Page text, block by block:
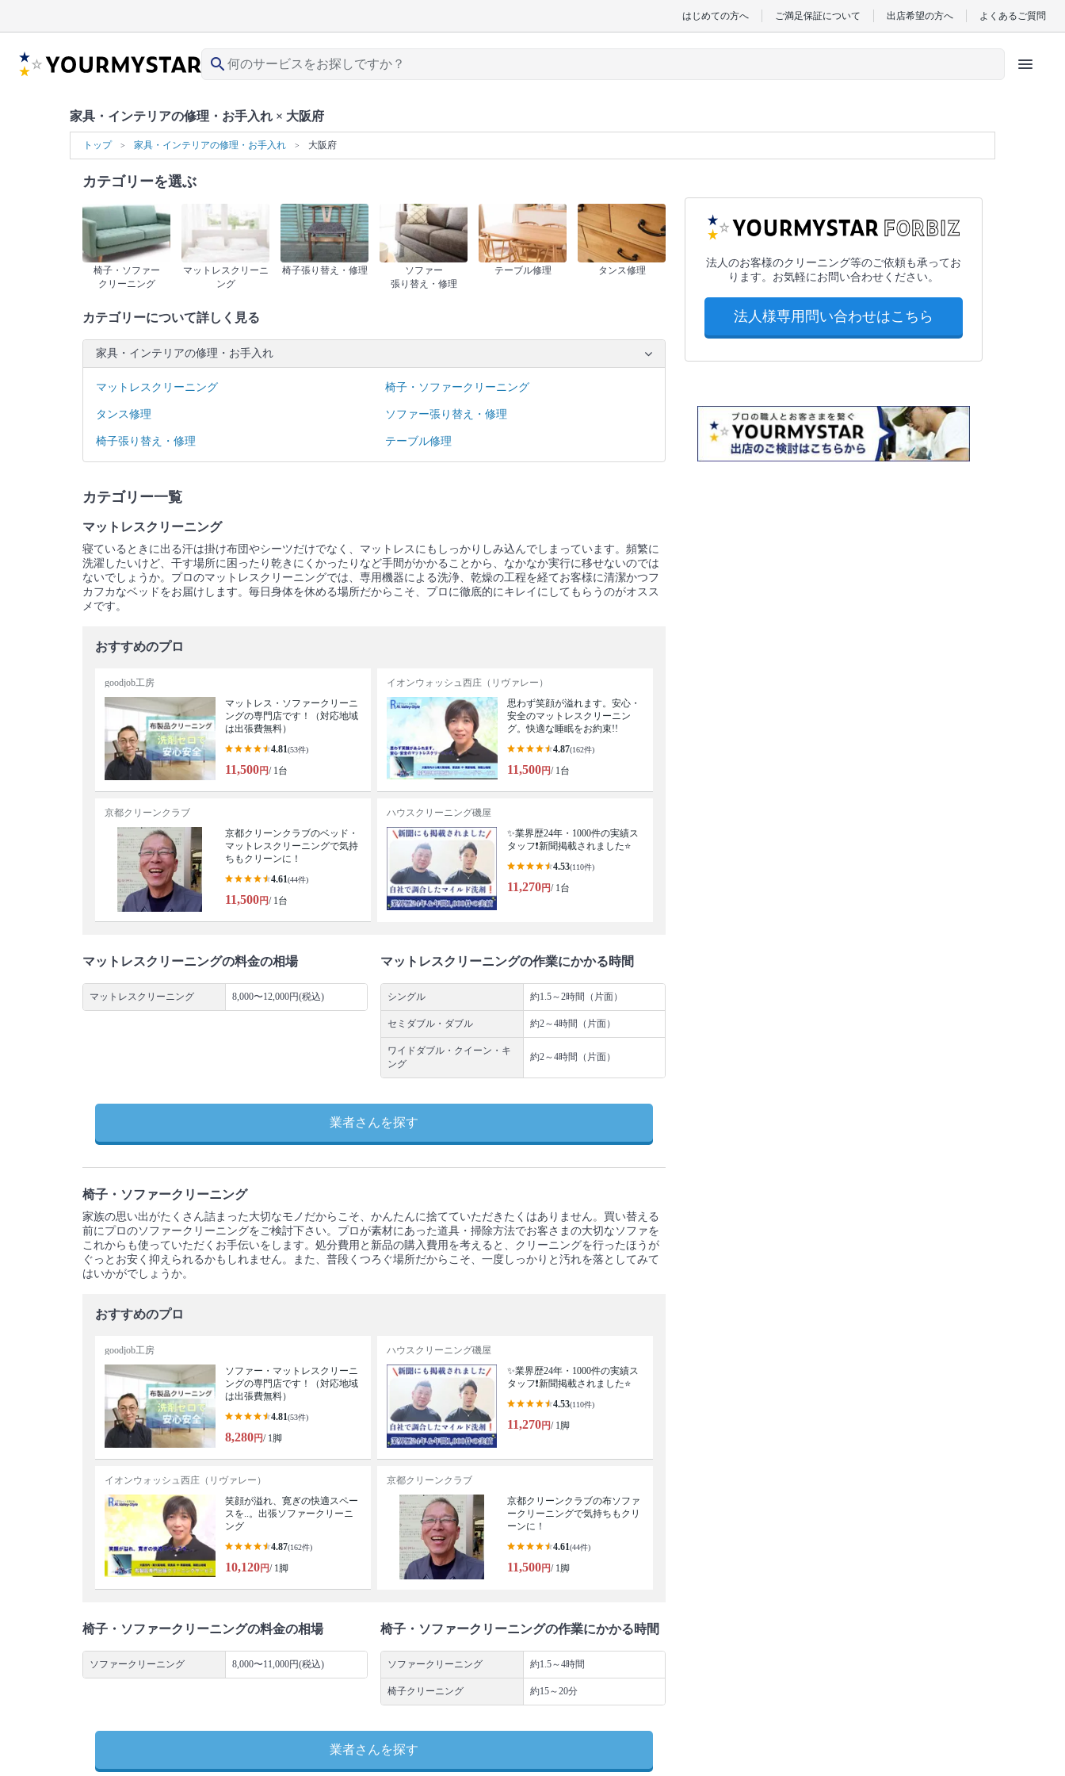
はじめての方へ ご満足保証について 出店希望の方へ よくあるご質問
search menu
家具・インテリアの修理・お手入れ × 大阪府
トップ 家具・インテリアの修理・お手入れ 大阪府
カテゴリーを選ぶ
椅子・ソファー
クリーニング
マットレスクリーニ
ング
椅子張り替え・修理
ソファー
張り替え・修理
テーブル修理 タンス修理
カテゴリーについて詳しく見る
家具・インテリアの修理・お手入れ
マットレスクリーニング 椅子・ソファークリーニング
タンス修理 ソファー張り替え・修理
椅子張り替え・修理 テーブル修理
カテゴリー一覧
マットレスクリーニング
寝ているときに出る汗は掛け布団やシーツだけでなく、マットレスにもしっかりしみ込んでしまっています。頻繁に
洗濯したいけど、干す場所に困ったり乾きにくかったりなど手間がかかることから、なかなか実行に移せないのでは
ないでしょうか。プロのマットレスクリーニングでは、専用機器による洗浄、乾燥の工程を経てお客様に清潔かつフ
カフカなベッドをお届けします。毎日身体を休める場所だからこそ、プロに徹底的にキレイにしてもらうのがオスス
メです。
おすすめのプロ
goodjob工房
マットレス・ソファークリーニ
ングの専門店です！（対応地域
は出張費無料）
4.81(53件)
11,500円/ 1台
イオンウォッシュ西庄（リヴァレー）
思わず笑顔が溢れます。安心・
安全のマットレスクリーニン
グ。快適な睡眠をお約束!!
4.87(162件)
11,500円/ 1台
京都クリーンクラブ
京都クリーンクラブのベッド・
マットレスクリーニングで気持
ちもクリーンに！
4.61(44件)
11,500円/ 1台
ハウスクリーニング磯屋
✨業界歴24年・1000件の実績ス
タッフ❗️新聞掲載されました⭐️
4.53(110件)
11,270円/ 1台
マットレスクリーニングの料金の相場
マットレスクリーニング 8,000〜12,000円(税込)
マットレスクリーニングの作業にかかる時間
シングル 約1.5～2時間（片面）
セミダブル・ダブル 約2～4時間（片面）
ワイドダブル・クイーン・キ
ング
約2～4時間（片面）
業者さんを探す
椅子・ソファークリーニング
家族の思い出がたくさん詰まった大切なモノだからこそ、かんたんに捨てていただきたくはありません。買い替える
前にプロのソファークリーニングをご検討下さい。プロが素材にあった道具・掃除方法でお客さまの大切なソファを
これからも使っていただくお手伝いをします。処分費用と新品の購入費用を考えると、クリーニングを行ったほうが
ぐっとお安く抑えられるかもしれません。また、普段くつろぐ場所だからこそ、一度しっかりと汚れを落としてみて
はいかがでしょうか。
おすすめのプロ
goodjob工房
ソファー・マットレスクリーニ
ングの専門店です！（対応地域
は出張費無料）
4.81(53件)
8,280円/ 1脚
ハウスクリーニング磯屋
✨業界歴24年・1000件の実績ス
タッフ❗️新聞掲載されました⭐️
4.53(110件)
11,270円/ 1脚
イオンウォッシュ西庄（リヴァレー）
笑顔が溢れ、寛ぎの快適スペー
スを..。出張ソファークリーニ
ング
4.87(162件)
10,120円/ 1脚
京都クリーンクラブ
京都クリーンクラブの布ソファ
ークリーニングで気持ちもクリ
ーンに！
4.61(44件)
11,500円/ 1脚
椅子・ソファークリーニングの料金の相場
ソファークリーニング 8,000〜11,000円(税込)
椅子・ソファークリーニングの作業にかかる時間
ソファークリーニング 約1.5～4時間
椅子クリーニング 約15～20分
業者さんを探す
法人のお客様のクリーニング等のご依頼も承ってお
ります。お気軽にお問い合わせください。
法人様専用問い合わせはこちら